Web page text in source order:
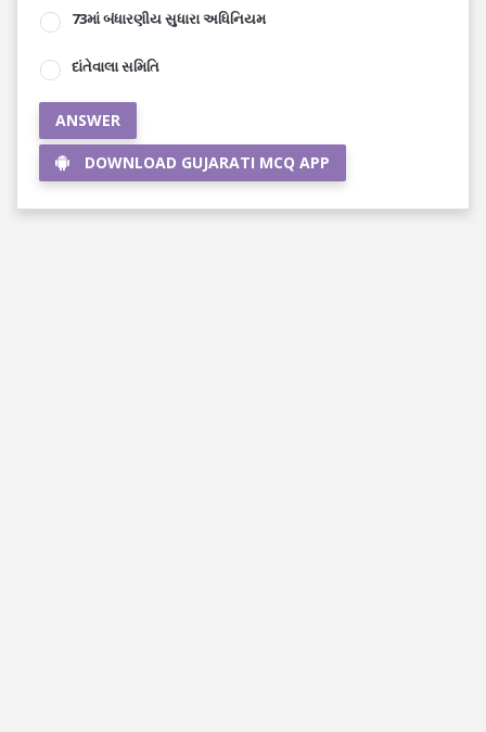
73માં બંધારણીય સુધારા અધિનિયમ
દાંતેવાલા સમિતિ
ANSWER
DOWNLOAD GUJARATI MCQ APP